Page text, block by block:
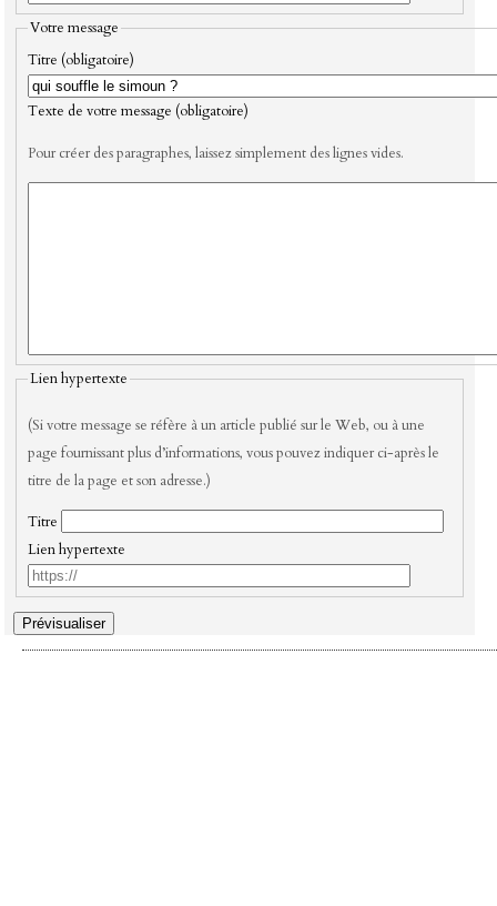
Votre message
Titre (obligatoire)
Texte de votre message (obligatoire)
Pour créer des paragraphes, laissez simplement des lignes vides.
Lien hypertexte
(Si votre message se réfère à un article publié sur le Web, ou à une
page fournissant plus d’informations, vous pouvez indiquer ci-après le
titre de la page et son adresse.)
Titre
Lien hypertexte